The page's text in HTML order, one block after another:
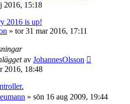
2016, 15:18
2016 is up!
» tor 31 mar 2016, 17:11
av JohannesOlsson
2016, 18:48
» sön 16 aug 2009, 19:44